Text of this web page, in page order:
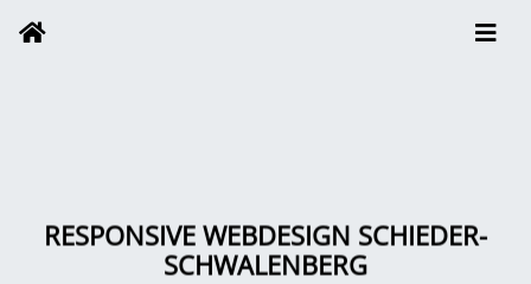
RESPONSIVE WEBDESIGN SCHIEDER-
SCHWALENBERG